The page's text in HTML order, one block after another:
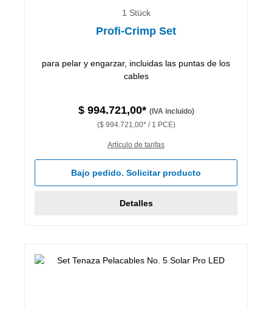
1 Stück
Profi-Crimp Set
para pelar y engarzar, incluidas las puntas de los
cables
$ 994.721,00* (IVA incluido)
($ 994.721,00* / 1 PCE)
Artículo de tarifas
Bajo pedido. Solicitar producto
Detalles